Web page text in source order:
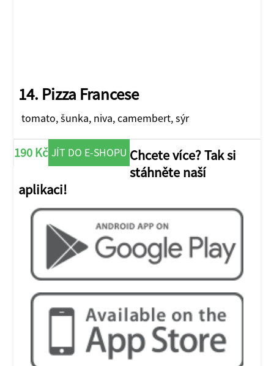
14. Pizza Francese
tomato, šunka, niva, camembert, sýr
190 Kč JÍT DO E-SHOPU Chcete více? Tak si
stáhněte naší
aplikaci!